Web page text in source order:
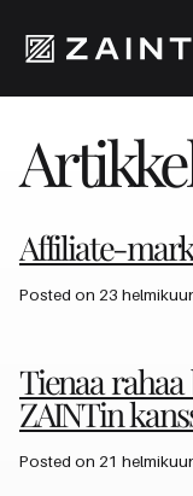
Affiliate-
Posted on 23
Tienaa
ZAINTin
Posted on 21